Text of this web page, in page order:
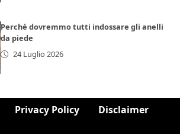
Perché dovremmo tutti indossare gli anelli
da piede
24 Luglio 2026
Privacy Policy Disclaimer